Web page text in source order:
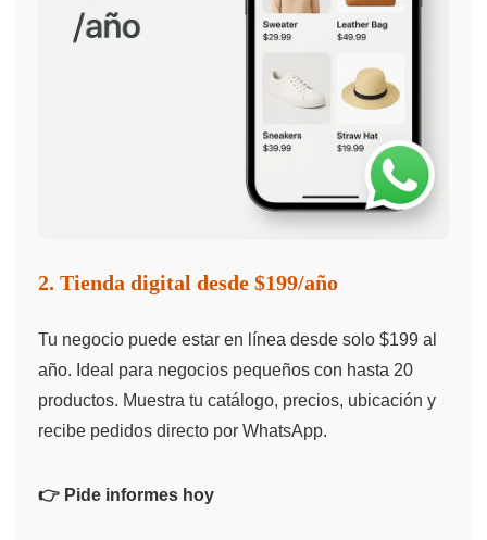
2. Tienda digital desde $199/año
Tu negocio puede estar en línea desde solo $199 al
año. Ideal para negocios pequeños con hasta 20
productos. Muestra tu catálogo, precios, ubicación y
recibe pedidos directo por WhatsApp.
👉 Pide informes hoy